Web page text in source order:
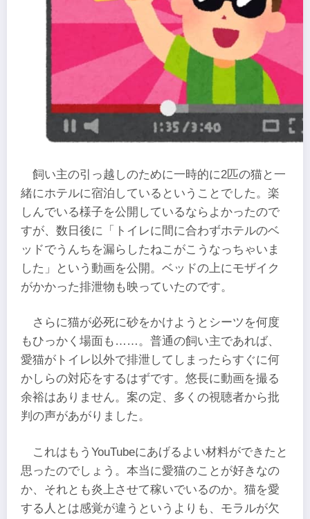
飼い主の引っ越しのために一時的に2匹の猫と一
緒にホテルに宿泊しているということでした。楽
しんでいる様子を公開しているならよかったので
すが、数日後に「トイレに間に合わずホテルのベ
ッドでうんちを漏らしたねこがこうなっちゃいま
した」という動画を公開。ベッドの上にモザイク
がかかった排泄物も映っていたのです。
さらに猫が必死に砂をかけようとシーツを何度
もひっかく場面も……。普通の飼い主であれば、
愛猫がトイレ以外で排泄してしまったらすぐに何
かしらの対応をするはずです。悠長に動画を撮る
余裕はありません。案の定、多くの視聴者から批
判の声があがりました。
これはもうYouTubeにあげるよい材料ができたと
思ったのでしょう。本当に愛猫のことが好きなの
か、それとも炎上させて稼いでいるのか。猫を愛
する人とは感覚が違うというよりも、モラルが欠